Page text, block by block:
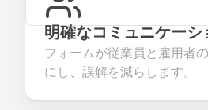
明確なコミュニケーシ
フォームが従業員と雇用者
にし、誤解を減らします。